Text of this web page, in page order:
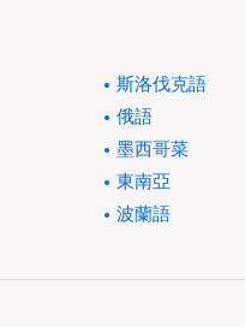
斯洛伐克語
俄語
墨西哥菜
東南亞
波蘭語